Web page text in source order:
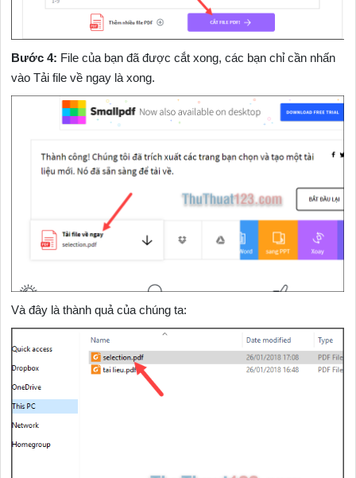
Bước 4: File của bạn đã được cắt xong, các bạn chỉ cần nhấn
vào Tải file về ngay là xong.
Và đây là thành quả của chúng ta: